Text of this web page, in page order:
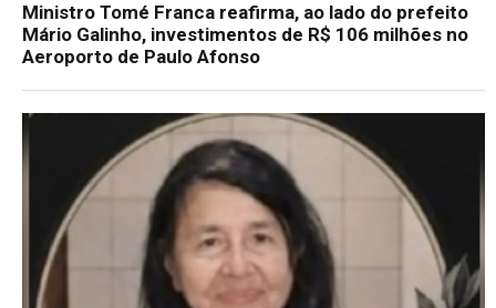
Ministro Tomé Franca reafirma, ao lado do prefeito
Mário Galinho, investimentos de R$ 106 milhões no
Aeroporto de Paulo Afonso